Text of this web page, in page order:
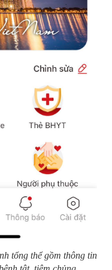
tổng thể gồm thông tin